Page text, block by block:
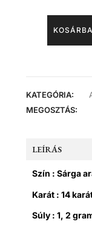
KATEGÓRIA:
MEGOSZTÁS:
LEÍRÁS
Szín : Sárga
Karát : 14
Súly : 1, 2